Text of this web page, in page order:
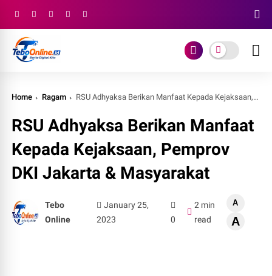
Home Ragam RSU Adhyaksa Berikan Manfaat Kepada Kejaksaan, Pemprov DKI Jakarta & Masyarakat
RSU Adhyaksa Berikan Manfaat
Kepada Kejaksaan, Pemprov
DKI Jakarta & Masyarakat
Tebo
Online
January 25,
2023
0
2 min
read
A
A